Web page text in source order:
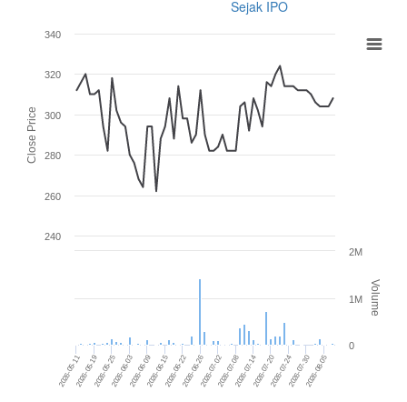
Sejak IPO
Close Price
Volume
2026-05-11 2026-06-03 2026-06-22 2026-07-08 2026-07-24
2026-05-192026-05-25 2026-06-092026-06-15 2026-06-262026-07-02 2026-07-142026-07-20 2026-07-302026-08-05
240
260
280
300
320
340
0
1M
2M